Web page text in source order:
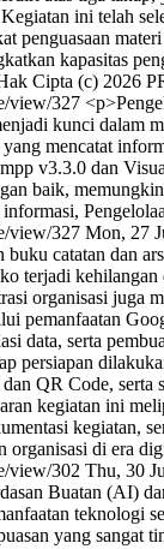
ini telah
penguasaan
kapasitas
Cipta (c) 2026
view/327
kunci dalam
mencatat
v3.3.0 dan
baik,
view/327 Mon, 27
catatan dan
terjadi
organisasi juga
pemanfaatan
data, serta
persiapan
QR Code,
kegiatan ini
kegiatan,
organisasi di era
view/302 Thu, 30
Buatan (AI)
yang sangat